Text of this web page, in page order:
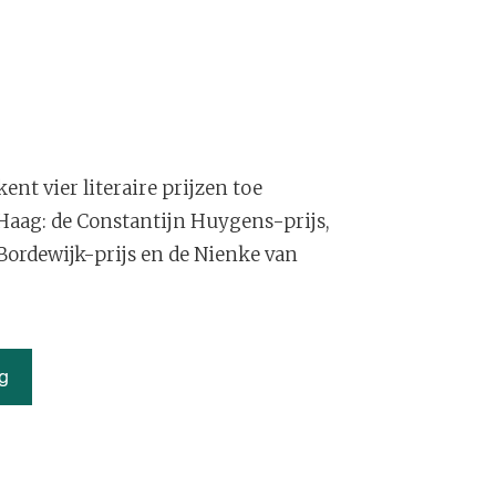
vier literaire prijzen toe
de Constantijn Huygens-prijs,
prijs en de Nienke van